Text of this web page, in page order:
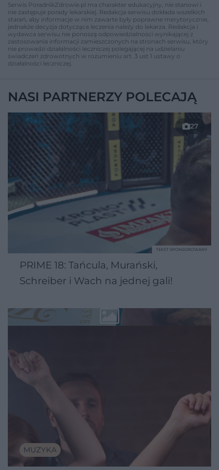
Serwis PoradnikZdrowie.pl ma charakter edukacyjny, nie stanowi i
nie zastępuje porady lekarskiej. Redakcja serwisu dokłada wszelkich
starań, aby informacje w nim zawarte były poprawne merytorycznie,
jednakże decyzja dotycząca leczenia należy do lekarza. Redakcja i
wydawca serwisu nie ponoszą odpowiedzialności wynikającej z
zastosowania informacji zamieszczonych na stronach serwisu, który
nie prowadzi działalności leczniczej polegającej na udzielaniu
świadczeń zdrowotnych w rozumieniu art. 3 ust 1 ustawy o
działalności leczniczej.
NASI PARTNERZY POLECAJĄ
27
PRIME 18: Tańcula, Murański,
Schreiber i Wach na jednej gali!
TEKST SPONSOROWANY
MUZYKA